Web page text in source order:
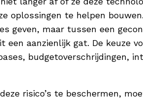
oplossingen te helpen
geven, maar tussen een
een aanzienlijk gat. De keuze
budgetoverschrijdingen,
risico’s te beschermen,